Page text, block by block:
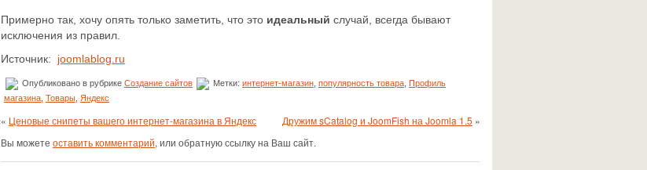
Примерно так, хочу опять только заметить, что это идеальный случай, всегда бывают
исключения из правил.
Источник: joomlablog.ru
Опубликовано в рубрике Создание сайтов Метки: интернет-магазин популярность товара Профиль
магазина Товары Яндекс
« Ценовые снипеты вашего интернет-магазина в Яндекс Дружим sCatalog и JoomFish на Joomla 1.5 »
Вы можете оставить комментарий, или обратную ссылку на Ваш сайт.